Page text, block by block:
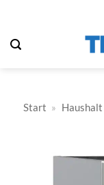
springen
Start »